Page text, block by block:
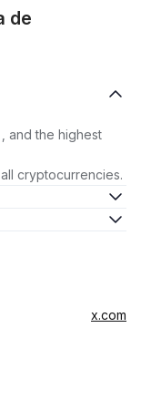
de
and the highest
cryptocurrencies.
x.com